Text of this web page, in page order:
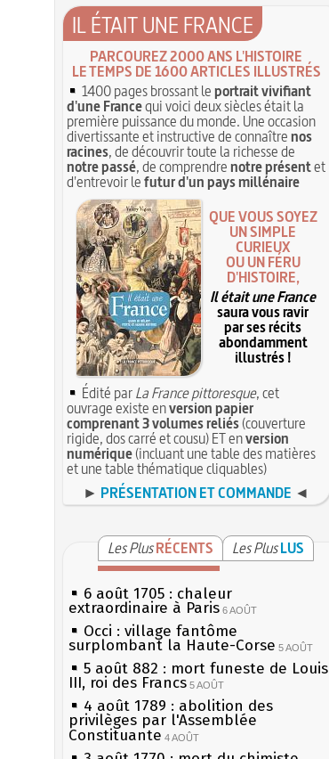
IL ÉTAIT UNE FRANCE
PARCOUREZ 2000 ANS L'HISTOIRE
LE TEMPS DE 1600 ARTICLES ILLUSTRÉS
1400 pages brossant leportrait vivifiant
d'une Francequi voici deux siècles était la
première puissance du monde. Une occasion
divertissante et instructive de connaîtrenos
racines, de découvrir toute la richesse de
notre passé, de comprendrenotre présentet
d'entrevoir lefutur d'un pays millénaire
QUE VOUS SOYEZ
UN SIMPLE
CURIEUX
OU UN FÉRU
D'HISTOIRE,
Il était une France
saura vous ravir
par ses récits
abondamment
illustrés !
Édité parLa France pittoresque, cet
ouvrage existe enversion papier
comprenant 3 volumes reliés(couverture
rigide, dos carré et cousu) ET enversion
numérique(incluant une table des matières
et une table thématique cliquables)
► PRÉSENTATION ET COMMANDE ◄
Les Plus RÉCENTS Les Plus LUS
6 août 1705 : chaleur
extraordinaire à Paris 6 AOÛT
Occi : village fantôme
surplombant la Haute-Corse 5 AOÛT
5 août 882 : mort funeste de Louis
III, roi des Francs 5 AOÛT
4 août 1789 : abolition des
privilèges par l'Assemblée
Constituante 4 AOÛT